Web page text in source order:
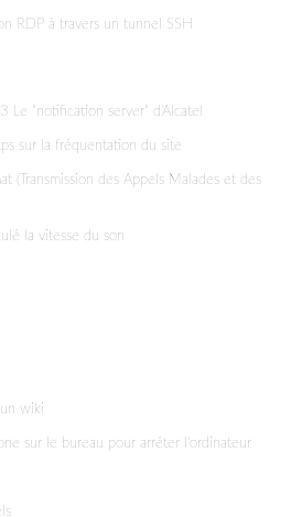
RDP à travers un tunnel SSH
Le "notification server" d'Alcatel
sur la fréquentation du site
(Transmission des Appels Malades et des
la vitesse du son
wiki
sur le bureau pour arréter l'ordinateur